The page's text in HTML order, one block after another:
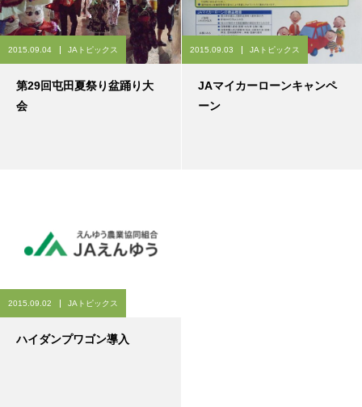
2015.09.04 JAトピックス
第29回屯田夏祭り盆踊り大
会
2015.09.03 JAトピックス
JAマイカーローンキャンペ
ーン
2015.09.02 JAトピックス
ハイダンプワゴン導入